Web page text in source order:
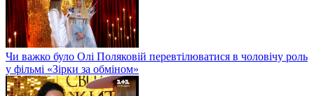
Чи важко було Олі Поляковій перевтілюватися в чоловічу роль
у фільмі «Зірки за обміном»